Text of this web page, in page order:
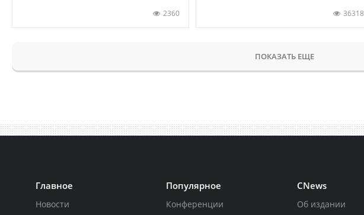
2360 36318
ПОКАЗАТЬ ЕЩЕ
Главное
Новости
Популярное
Конференции
CNews
Об издании